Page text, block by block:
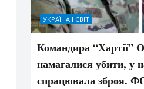
УКРАЇНА І СВІТ
Командира “Хартії”
намагалися убити, у
спрацювала зброя.